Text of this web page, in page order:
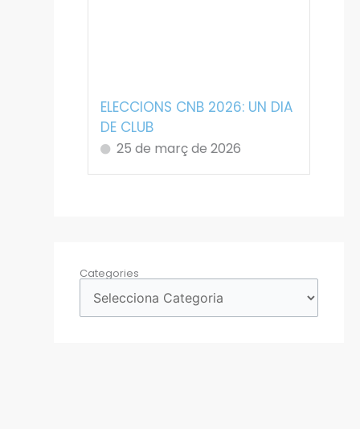
ELECCIONS CNB 2026: UN DIA
DE CLUB
25 de març de 2026
Categories